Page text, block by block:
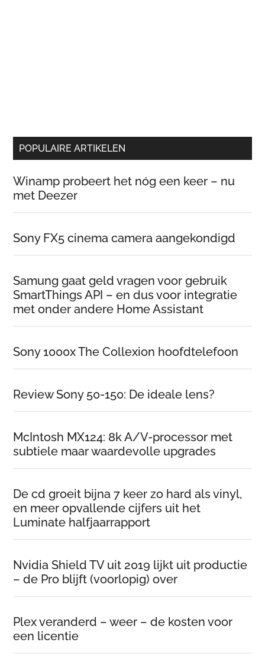
POPULAIRE ARTIKELEN
Winamp probeert het nóg een keer – nu
met Deezer
Sony FX5 cinema camera aangekondigd
Samung gaat geld vragen voor gebruik
SmartThings API – en dus voor integratie
met onder andere Home Assistant
Sony 1000x The Collexion hoofdtelefoon
Review Sony 50-150: De ideale lens?
McIntosh MX124: 8k A/V-processor met
subtiele maar waardevolle upgrades
De cd groeit bijna 7 keer zo hard als vinyl,
en meer opvallende cijfers uit het
Luminate halfjaarrapport
Nvidia Shield TV uit 2019 lijkt uit productie
– de Pro blijft (voorlopig) over
Plex veranderd – weer – de kosten voor
een licentie